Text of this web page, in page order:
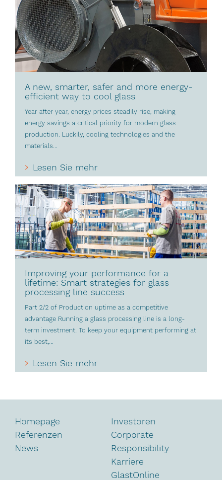
A new, smarter, safer and more energy-
efficient way to cool glass
Year after year, energy prices steadily rise, making
energy savings a critical priority for modern glass
production. Luckily, cooling technologies and the
materials...
Lesen Sie mehr
Improving your performance for a
lifetime: Smart strategies for glass
processing line success
Part 2/2 of Production uptime as a competitive
advantage Running a glass processing line is a long-
term investment. To keep your equipment performing at
its best,...
Lesen Sie mehr
Homepage
Referenzen
News
Investoren
Corporate
Responsibility
Karriere
GlastOnline